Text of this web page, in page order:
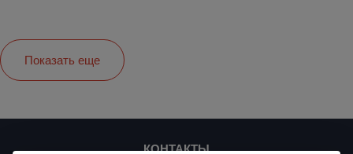
Показать еще
КОНТАКТЫ